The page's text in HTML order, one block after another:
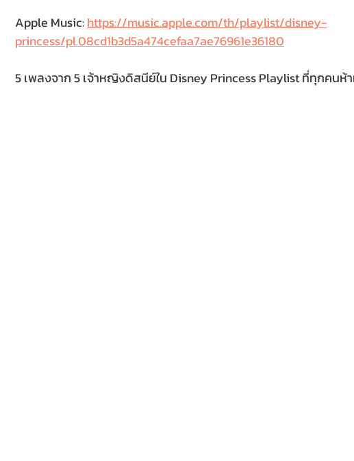
Apple Music: https://music.apple.com/th/playlist/disney-
princess/pl.08cd1b3d5a474cefaa7ae76961e36180
5 เพลงจาก 5 เจ้าหญิงดิสนีย์ใน Disney Princess Playlist ที่ทุกคนห้